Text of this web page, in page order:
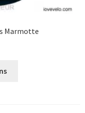
Marmotte